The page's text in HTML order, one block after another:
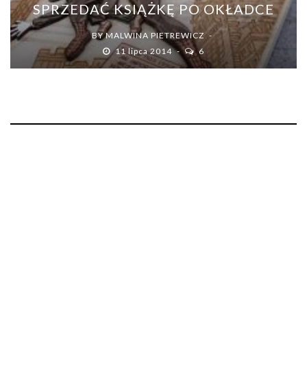
SPRZEDAĆ KSIĄŻKĘ PO OKŁADCE
BYMALWINA PIETREWICZ
11 lipca 2014
6